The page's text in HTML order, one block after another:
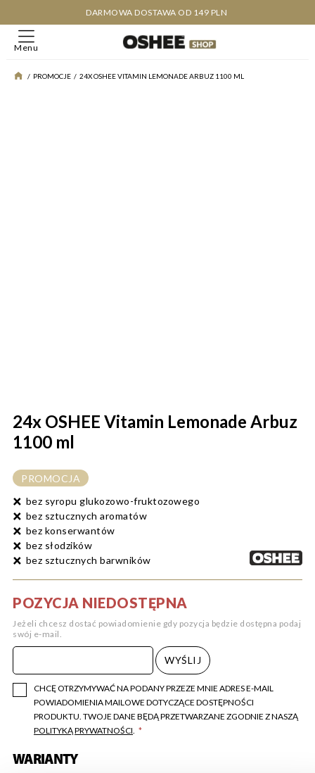
DARMOWA DOSTAWA OD 149 PLN
Menu
/ PROMOCJE / 24X OSHEE VITAMIN LEMONADE ARBUZ 1100 ML
24x OSHEE Vitamin Lemonade Arbuz
1100 ml
PROMOCJA
bez syropu glukozowo-fruktozowego
bez sztucznych aromatów
bez konserwantów
bez słodzików
bez sztucznych barwników
POZYCJA NIEDOSTĘPNA
Jeżeli chcesz dostać powiadomienie gdy pozycja będzie dostępna podaj
swój e-mail.
CHCĘ OTRZYMYWAĆ NA PODANY PRZEZE MNIE ADRES E-MAIL
POWIADOMIENIA MAILOWE DOTYCZĄCE DOSTĘPNOŚCI
PRODUKTU. TWOJE DANE BĘDĄ PRZETWARZANE ZGODNIE Z NASZĄ
POLITYKĄ PRYWATNOŚCI.
WARIANTY